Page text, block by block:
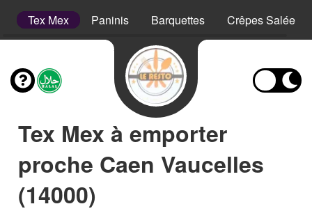
Tex Mex Paninis Barquettes Crêpes Salées
Tex Mex à emporter
proche Caen Vaucelles
(14000)